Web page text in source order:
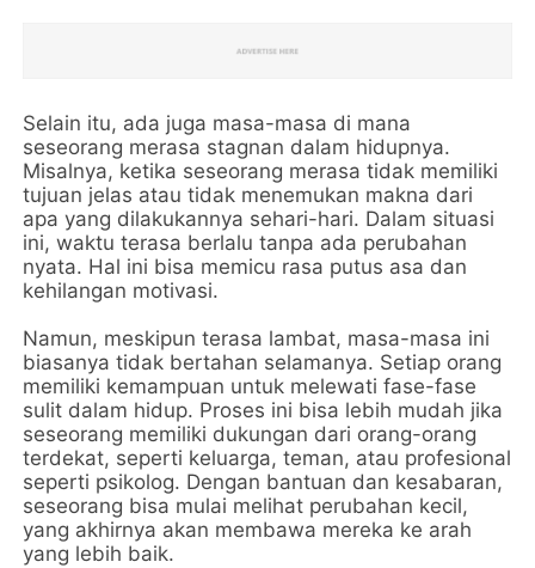
Selain itu, ada juga masa-masa di mana
seseorang merasa stagnan dalam hidupnya.
Misalnya, ketika seseorang merasa tidak memiliki
tujuan jelas atau tidak menemukan makna dari
apa yang dilakukannya sehari-hari. Dalam situasi
ini, waktu terasa berlalu tanpa ada perubahan
nyata. Hal ini bisa memicu rasa putus asa dan
kehilangan motivasi.
Namun, meskipun terasa lambat, masa-masa ini
biasanya tidak bertahan selamanya. Setiap orang
memiliki kemampuan untuk melewati fase-fase
sulit dalam hidup. Proses ini bisa lebih mudah jika
seseorang memiliki dukungan dari orang-orang
terdekat, seperti keluarga, teman, atau profesional
seperti psikolog. Dengan bantuan dan kesabaran,
seseorang bisa mulai melihat perubahan kecil,
yang akhirnya akan membawa mereka ke arah
yang lebih baik.